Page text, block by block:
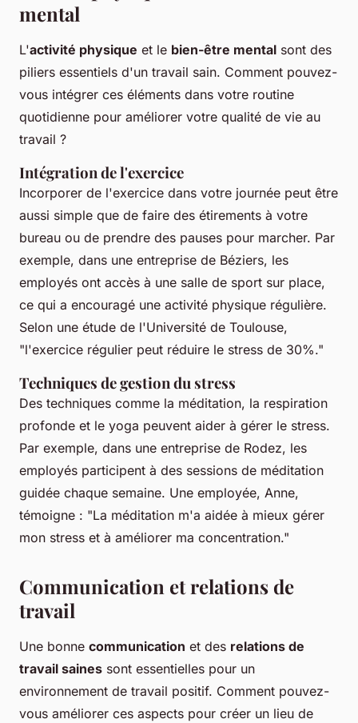
mental
L'activité physique et le bien-être mental sont des
piliers essentiels d'un travail sain. Comment pouvez-
vous intégrer ces éléments dans votre routine
quotidienne pour améliorer votre qualité de vie au
travail ?
Intégration de l'exercice
Incorporer de l'exercice dans votre journée peut être
aussi simple que de faire des étirements à votre
bureau ou de prendre des pauses pour marcher. Par
exemple, dans une entreprise de Béziers, les
employés ont accès à une salle de sport sur place,
ce qui a encouragé une activité physique régulière.
Selon une étude de l'Université de Toulouse,
"l'exercice régulier peut réduire le stress de 30%."
Techniques de gestion du stress
Des techniques comme la méditation, la respiration
profonde et le yoga peuvent aider à gérer le stress.
Par exemple, dans une entreprise de Rodez, les
employés participent à des sessions de méditation
guidée chaque semaine. Une employée, Anne,
témoigne : "La méditation m'a aidée à mieux gérer
mon stress et à améliorer ma concentration."
Communication et relations de
travail
Une bonne communication et des relations de
travail saines sont essentielles pour un
environnement de travail positif. Comment pouvez-
vous améliorer ces aspects pour créer un lieu de